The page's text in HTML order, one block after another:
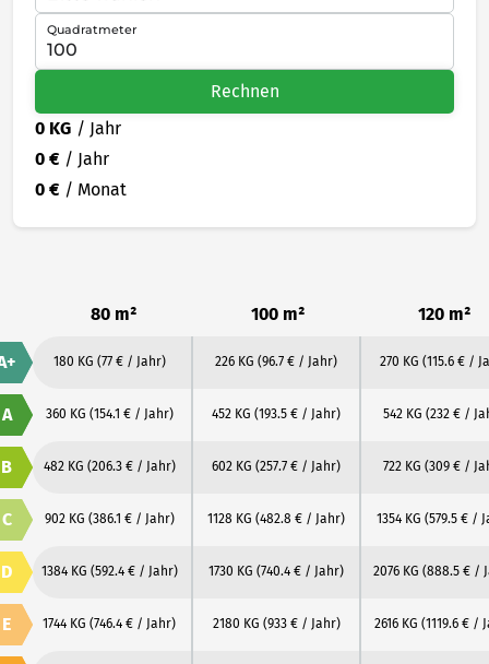
Quadratmeter
Rechnen
0 KG / Jahr
0 € / Jahr
0 € / Monat
80 m² 100 m² 120 m²
180 KG (77 € / Jahr) 226 KG (96.7 € / Jahr) 270 KG (115.6 € /
A 360 KG (154.1 € / Jahr) 452 KG (193.5 € / Jahr) 542 KG (232 € /
B 482 KG (206.3 € / Jahr) 602 KG (257.7 € / Jahr) 722 KG (309 € /
C 902 KG (386.1 € / Jahr) 1128 KG (482.8 € / Jahr) 1354 KG (579.5 € /
D 1384 KG (592.4 € / Jahr) 1730 KG (740.4 € / Jahr) 2076 KG (888.5 € /
E 1744 KG (746.4 € / Jahr) 2180 KG (933 € / Jahr) 2616 KG (1119.6 € /